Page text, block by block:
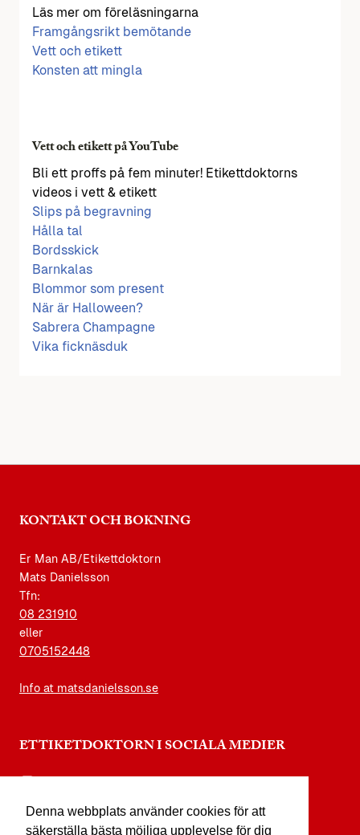
Denna webbplats använder cookies för att
säkerställa bästa möjliga upplevelse för dig
Läs mer om föreläsningarna
Framgångsrikt bemötande
Vett och etikett
Konsten att mingla
Vett och etikett på YouTube
Bli ett proffs på fem minuter! Etikettdoktorns
videos i vett & etikett
Slips på begravning
Hålla tal
Bordsskick
Barnkalas
Blommor som present
När är Halloween?
Sabrera Champagne
Vika ficknäsduk
KONTAKT OCH BOKNING
Er Man AB/Etikettdoktorn
Mats Danielsson
Tfn:
08 231910
eller
0705152448
Info at matsdanielsson.se
ETTIKETDOKTORN I SOCIALA MEDIER
facebook.com/etikettdoktorn